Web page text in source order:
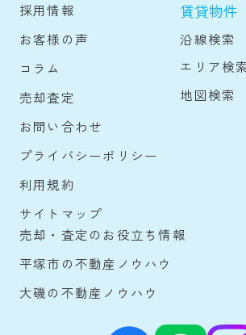
採用情報
お客様の声
コラム
売却査定
お問い合わせ
プライバシーポリシー
利用規約
サイトマップ
賃貸物件
沿線検索
エリア検索
地図検索
売却・査定のお役立ち情報
平塚市の不動産ノウハウ
大磯の不動産ノウハウ